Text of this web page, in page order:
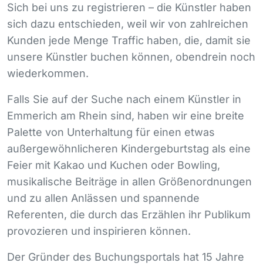
Sich bei uns zu registrieren – die Künstler haben
sich dazu entschieden, weil wir von zahlreichen
Kunden jede Menge Traffic haben, die, damit sie
unsere Künstler buchen können, obendrein noch
wiederkommen.
Falls Sie auf der Suche nach einem Künstler in
Emmerich am Rhein sind, haben wir eine breite
Palette von Unterhaltung für einen etwas
außergewöhnlicheren Kindergeburtstag als eine
Feier mit Kakao und Kuchen oder Bowling,
musikalische Beiträge in allen Größenordnungen
und zu allen Anlässen und spannende
Referenten, die durch das Erzählen ihr Publikum
provozieren und inspirieren können.
Der Gründer des Buchungsportals hat 15 Jahre